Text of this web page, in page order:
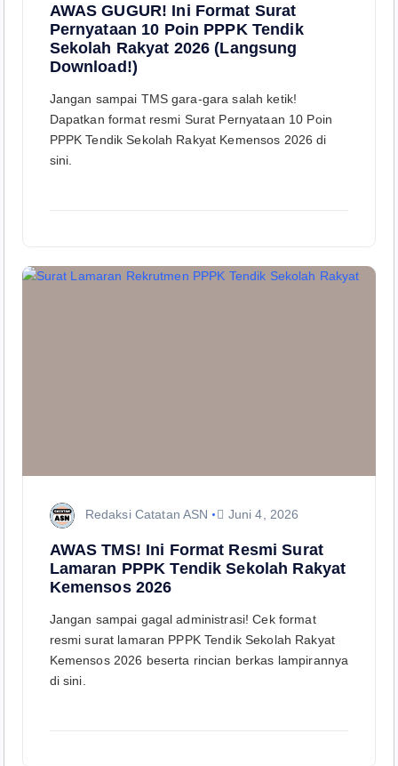
AWAS GUGUR! Ini Format Surat
Pernyataan 10 Poin PPPK Tendik
Sekolah Rakyat 2026 (Langsung
Download!)
Jangan sampai TMS gara-gara salah ketik!
Dapatkan format resmi Surat Pernyataan 10 Poin
PPPK Tendik Sekolah Rakyat Kemensos 2026 di
sini.
Redaksi Catatan ASN Juni 4, 2026
AWAS TMS! Ini Format Resmi Surat
Lamaran PPPK Tendik Sekolah Rakyat
Kemensos 2026
Jangan sampai gagal administrasi! Cek format
resmi surat lamaran PPPK Tendik Sekolah Rakyat
Kemensos 2026 beserta rincian berkas lampirannya
di sini.